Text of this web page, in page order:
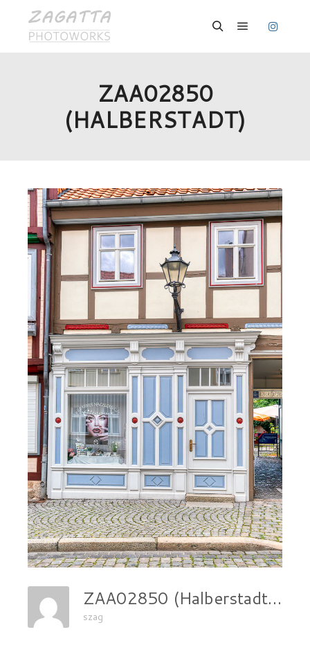
ZAA02850
(HALBERSTADT)
ZAA02850 (Halberstadt)
szag